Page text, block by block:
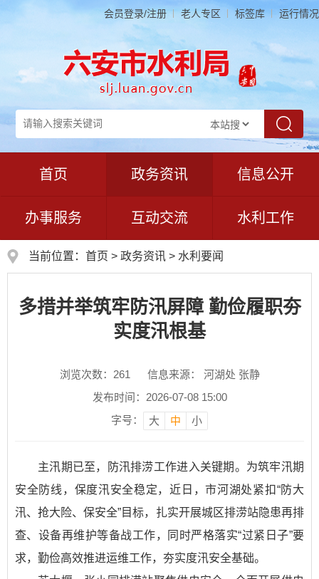
会员登录/注册 老人专区 标签库 运行情况
首页 政务资讯 信息公开
办事服务 互动交流 水利工作
当前位置： 首页 > 政务资讯 > 水利要闻
多措并举筑牢防汛屏障 勤俭履职夯
实度汛根基
浏览次数： 261
信息来源： 河湖处 张静
发布时间：2026-07-08 15:00
字号：
大 中 小
主汛期已至，防汛排涝工作进入关键期。为筑牢汛期
安全防线，保度汛安全稳定，近日，市河湖处紧扣“防大
汛、抢大险、保安全”目标，扎实开展城区排涝站隐患再排
查、设备再维护等备战工作，同时严格落实“过紧日子”要
求，勤俭高效推进运维工作，夯实度汛安全基础。